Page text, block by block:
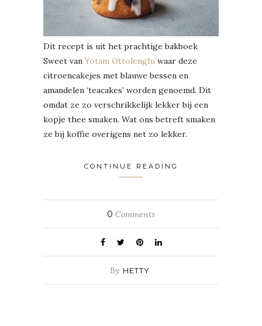
Dit recept is uit het prachtige bakboek
Sweet vanYotam Ottolenghi waar deze
citroencakejes met blauwe bessen en
amandelen ‘teacakes’ worden genoemd. Dit
omdat ze zo verschrikkelijk lekker bij een
kopje thee smaken. Wat ons betreft smaken
ze bij koffie overigens net zo lekker.
CONTINUE READING
0 Comments
By HETTY